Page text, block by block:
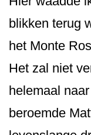
blikken terug
het Monte
Het zal niet
helemaal
beroemde